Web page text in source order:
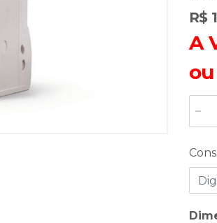
R$
A
ou